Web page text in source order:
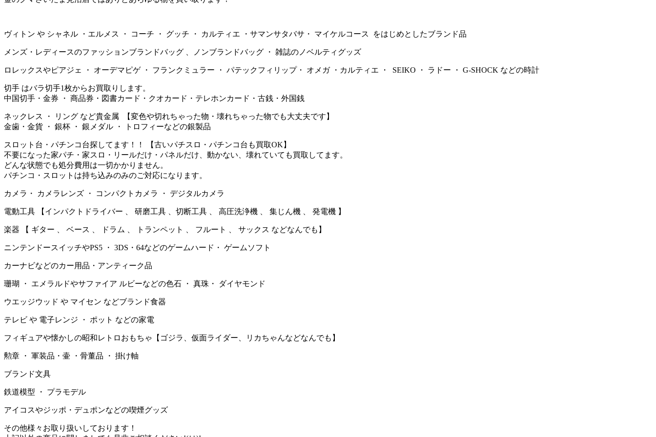
ヴィトン や シャネル ・エルメス ・ コーチ ・ グッチ ・ カルティエ ・サマンサタバサ・ マイケルコース をはじめとしたブランド品
メンズ・レディースのファッションブランドバッグ 、ノンブランドバッグ ・ 雑誌のノベルティグッズ
ロレックスやピアジェ ・ オーデマピゲ ・ フランクミュラー ・ パテックフィリップ・ オメガ ・カルティエ ・ SEIKO ・ ラドー ・ G-SHOCK などの時計
切手 はバラ切手1枚からお買取りします。
中国切手・金券 ・ 商品券・図書カード・クオカード・テレホンカード・古銭・外国銭
ネックレス ・ リング など貴金属 【変色や切れちゃった物・壊れちゃった物でも大丈夫です】
金歯・金貨 ・ 銀杯 ・ 銀メダル ・ トロフィーなどの銀製品
スロット台・パチンコ台探してます！！ 【古いパチスロ・パチンコ台も買取OK】
不要になった家パチ・家スロ・リールだけ・パネルだけ、動かない、壊れていても買取してます。
どんな状態でも処分費用は一切かかりません。
パチンコ・スロットは持ち込みのみのご対応になります。
カメラ・ カメラレンズ ・ コンパクトカメラ ・ デジタルカメラ
電動工具 【インパクトドライバー 、 研磨工具 、切断工具 、 高圧洗浄機 、 集じん機 、 発電機 】
楽器 【 ギター 、 ベース 、 ドラム 、 トランペット 、 フルート 、 サックス などなんでも】
ニンテンドースイッチやPS5 ・ 3DS・64などのゲームハード・ ゲームソフト
カーナビなどのカー用品・アンティーク品
珊瑚 ・ エメラルドやサファイア ルビーなどの色石 ・ 真珠・ ダイヤモンド
ウエッジウッド や マイセン などブランド食器
テレビ や 電子レンジ ・ ポット などの家電
フィギュアや懐かしの昭和レトロおもちゃ【ゴジラ、仮面ライダー、リカちゃんなどなんでも】
勲章 ・ 軍装品・壷 ・骨董品 ・ 掛け軸
ブランド文具
鉄道模型 ・ プラモデル
アイコスやジッポ・デュポンなどの喫煙グッズ
その他様々お取り扱いしております！